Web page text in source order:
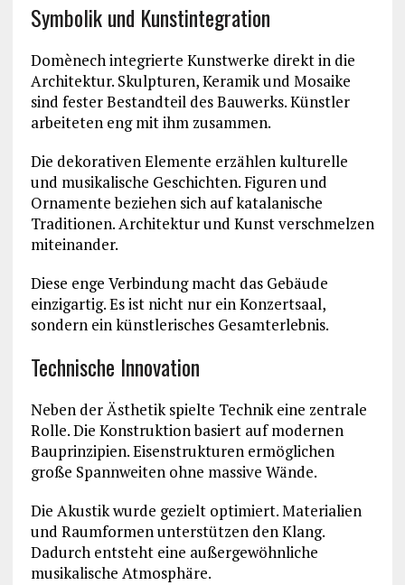
Symbolik und Kunstintegration
Domènech integrierte Kunstwerke direkt in die
Architektur. Skulpturen, Keramik und Mosaike
sind fester Bestandteil des Bauwerks. Künstler
arbeiteten eng mit ihm zusammen.
Die dekorativen Elemente erzählen kulturelle
und musikalische Geschichten. Figuren und
Ornamente beziehen sich auf katalanische
Traditionen. Architektur und Kunst verschmelzen
miteinander.
Diese enge Verbindung macht das Gebäude
einzigartig. Es ist nicht nur ein Konzertsaal,
sondern ein künstlerisches Gesamterlebnis.
Technische Innovation
Neben der Ästhetik spielte Technik eine zentrale
Rolle. Die Konstruktion basiert auf modernen
Bauprinzipien. Eisenstrukturen ermöglichen
große Spannweiten ohne massive Wände.
Die Akustik wurde gezielt optimiert. Materialien
und Raumformen unterstützen den Klang.
Dadurch entsteht eine außergewöhnliche
musikalische Atmosphäre.